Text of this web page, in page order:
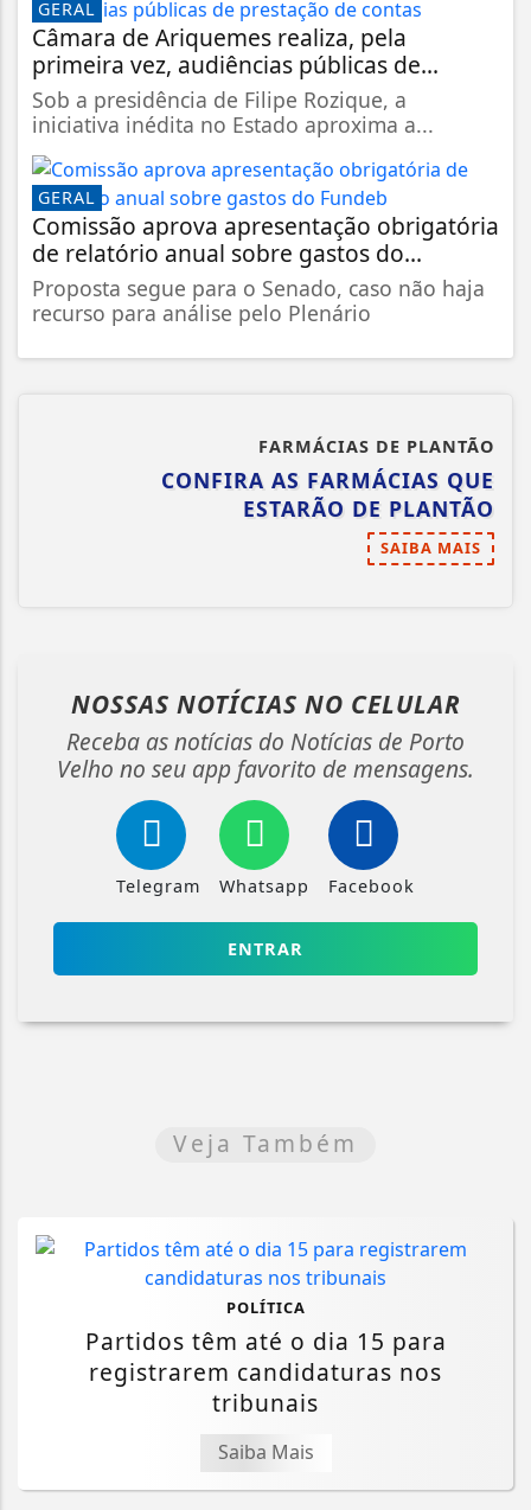
GERAL
Câmara de Ariquemes realiza, pela
primeira vez, audiências públicas de...
Sob a presidência de Filipe Rozique, a
iniciativa inédita no Estado aproxima a...
GERAL
Comissão aprova apresentação obrigatória
de relatório anual sobre gastos do...
Proposta segue para o Senado, caso não haja
recurso para análise pelo Plenário
FARMÁCIAS DE PLANTÃO
CONFIRA AS FARMÁCIAS QUE
ESTARÃO DE PLANTÃO
SAIBA MAIS
NOSSAS NOTÍCIAS NO CELULAR
Receba as notícias do Notícias de Porto
Velho no seu app favorito de mensagens.
Telegram Whatsapp Facebook
ENTRAR
Veja Também
POLÍTICA
Partidos têm até o dia 15 para
registrarem candidaturas nos
tribunais
Saiba Mais